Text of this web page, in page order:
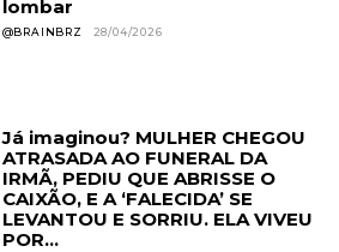
lombar
@BRAINBRZ 28/04/2026
Já imaginou? MULHER CHEGOU
ATRASADA AO FUNERAL DA
IRMÃ, PEDIU QUE ABRISSE O
CAIXÃO, E A ‘FALECIDA’ SE
LEVANTOU E SORRIU. ELA VIVEU
POR...